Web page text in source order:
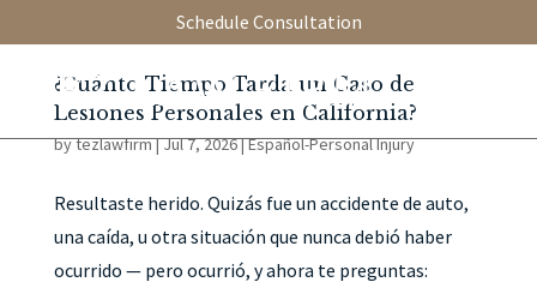
Schedule Consultation
¿Cuánto Tiempo Tarda un Caso de
Lesiones Personales en California?
bytezlawfirm|Jul 7, 2026|Español-Personal Injury
Resultaste herido. Quizás fue un accidente de auto,
una caída, u otra situación que nunca debió haber
ocurrido — pero ocurrió, y ahora te preguntas: